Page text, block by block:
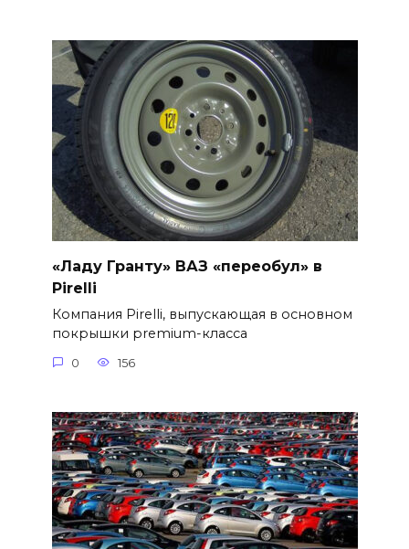
«Ладу Гранту» ВАЗ «переобул» в
Pirelli
Компания Pirelli, выпускающая в основном
покрышки premium-класса
0 156